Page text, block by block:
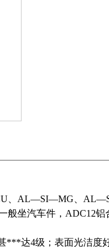
、AL—SI—MG、
般坐汽车件，ADC12
***达4级；表面光洁度